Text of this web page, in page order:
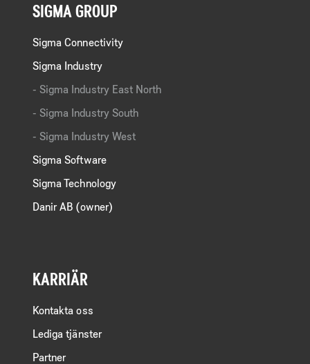
SIGMA GROUP
Sigma Connectivity
Sigma Industry
Sigma Industry East North
Sigma Industry South
Sigma Industry West
Sigma Software
Sigma Technology
Danir AB (owner)
KARRIÄR
Kontakta oss
Lediga tjänster
Partner